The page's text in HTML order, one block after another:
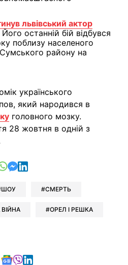
львівський актор
Його останній бій відбувся
поблизу населеного
району на
українського
який народився в
головного мозку.
28 жовтня в одній з
у Telegram
у Facebook
у Xу Viber
відправити у Whatsapp
відправити у Messenger
відправити у LinkedIn
ШОУ СМЕРТЬ
ОРЕЛ І РЕШКА
у Telegram
у Facebook
Читайте у X
Читайте у Google news
Читайте у Viber
Читайте у LinkedIn